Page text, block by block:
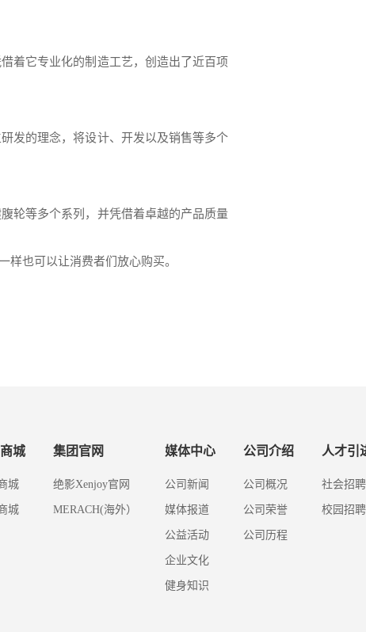
着它专业化的制造工艺，创造出了近百项
发的理念，将设计、开发以及销售等多个
轮等多个系列，并凭借着卓越的产品质量
也可以让消费者们放心购买。
城
城
城
集团官网
绝影Xenjoy官网
MERACH(海外）
媒体中心
公司新闻
媒体报道
公益活动
企业文化
健身知识
公司介绍
公司概况
公司荣誉
公司历程
人才引
社会招聘
校园招聘